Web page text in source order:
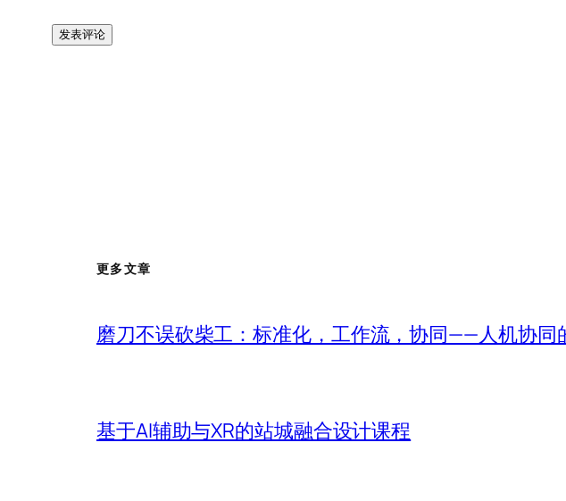
更多文章
磨刀不误砍柴工：标准化，工作流，协同——人机协
基于AI辅助与XR的站城融合设计课程